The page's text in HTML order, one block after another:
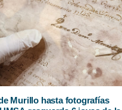
Murillo hasta fotografías